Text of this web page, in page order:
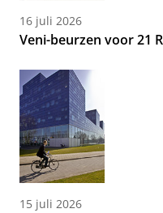
16 juli 2026
Veni-beurzen voor 21
15 juli 2026